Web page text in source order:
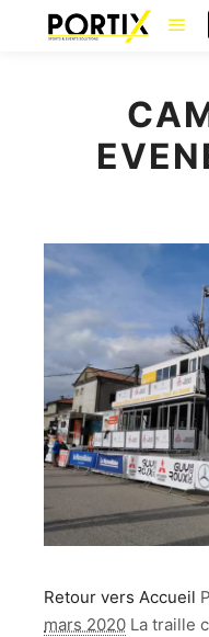
Retour vers Accueil
mars 2020 La traille